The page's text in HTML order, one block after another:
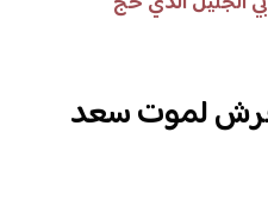
لموت سعد